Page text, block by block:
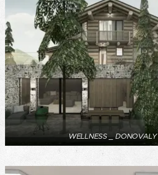
WELLNESS _ DONOVALY